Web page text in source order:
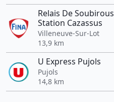
Relais De Soubirous
Station Cazassus
Villeneuve-Sur-Lot
13,9 km
U Express Pujols
Pujols
14,8 km